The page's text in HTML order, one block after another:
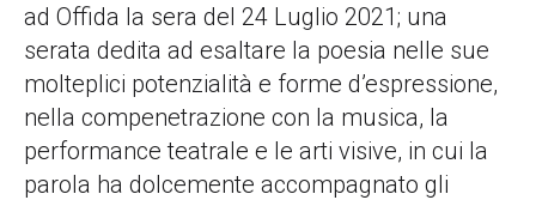
ad Offida la sera del 24 Luglio 2021; una
serata dedita ad esaltare la poesia nelle sue
molteplici potenzialità e forme d’espressione,
nella compenetrazione con la musica, la
performance teatrale e le arti visive, in cui la
parola ha dolcemente accompagnato gli